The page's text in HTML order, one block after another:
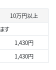
10万円以上
す
1,430円
1,430円